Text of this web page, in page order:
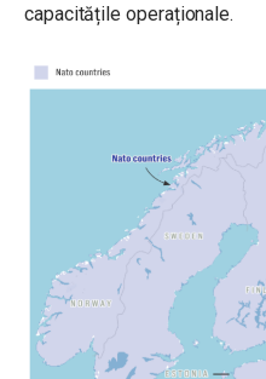
capacitățile operaționale.